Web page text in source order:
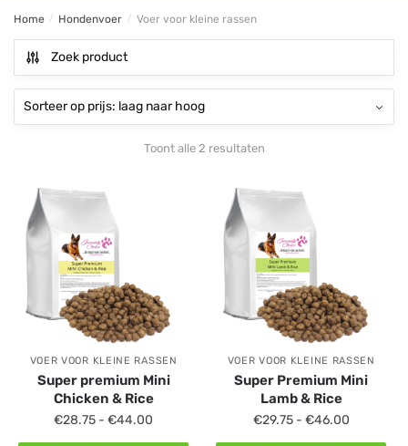
Home / Hondenvoer / Voer voor kleine rassen
Zoek product
Toont alle 2 resultaten
VOER VOOR KLEINE RASSEN
Super premium Mini
Chicken & Rice
€28.75 - €44.00
VOER VOOR KLEINE RASSEN
Super Premium Mini
Lamb & Rice
€29.75 - €46.00